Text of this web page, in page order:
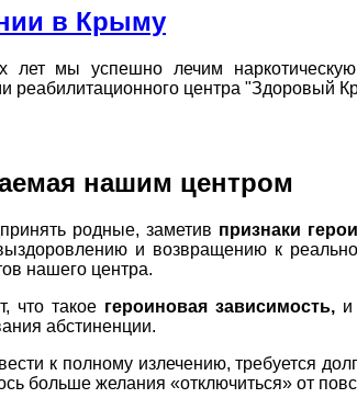
в Крыму
лет мы успешно лечим
реабилитационного центра "Здоровый
нашим центром
родные, заметив признаки
и возвращению к
нашего центра.
что такое героиновая зависимость, и
абстиненции.
к полному излечению, требуется
больше желания «отключиться» от